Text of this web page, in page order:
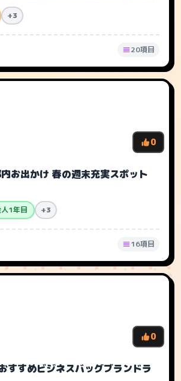
+3
20項目
0
お出かけ 春の週末充実スポット
1年目 +3
16項目
0
すすめビジネスバッグブランドラ